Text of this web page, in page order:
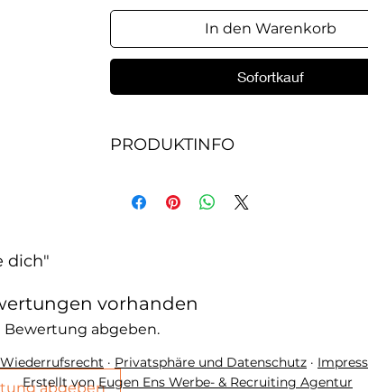
dich"
In den Warenkorb
Sofortkauf
PRODUKTINFO
dich"
vorhanden
Bewertung abgeben.
abgeben
Wiederrufsrecht · Privatsphäre und Datenschutz ·
Erstellt vonEugen Ens Werbe- & Recruiting Agentur